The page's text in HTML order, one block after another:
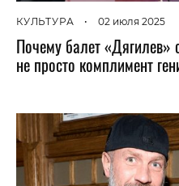
КУЛЬТУРА • 02 июля 2025
Почему балет
не просто комплимент